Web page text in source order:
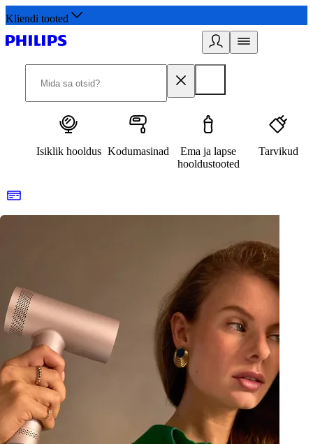
Kliendi tooted
Isiklik hooldus Kodumasinad
Ema ja lapse
hooldustooted
Tarvikud